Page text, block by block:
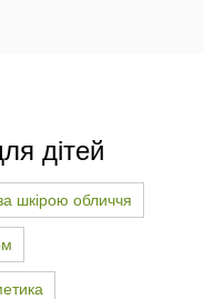
дітей
шкірою обличчя